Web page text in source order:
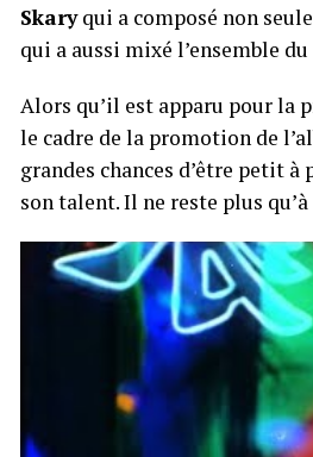
Skaryqui a composé non
qui a aussi mixé l’ensemble
Alors qu’il est apparu pour la
le cadre de la promotion de
grandes chances d’être petit
son talent. Il ne reste plus